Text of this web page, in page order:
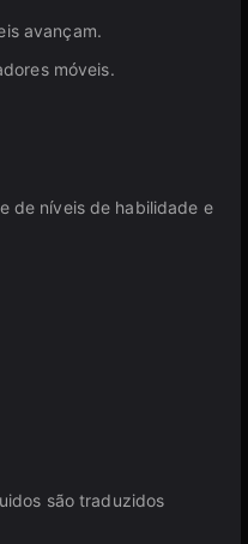
avançam.
móveis.
de níveis de habilidade e
são traduzidos